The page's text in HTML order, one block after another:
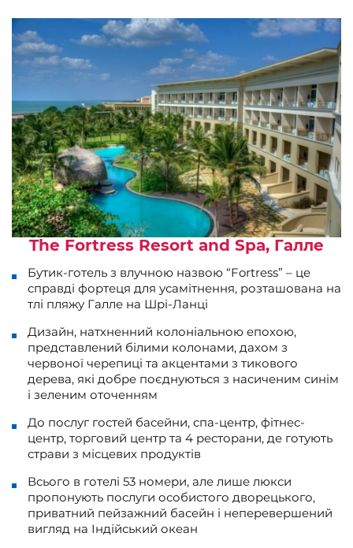
The Fortress Resort and Spa, Галле
Бутик-готель з влучною назвою “Fortress” – це
справді фортеця для усамітнення, розташована на
тлі пляжу Галле на Шрі-Ланці
Дизайн, натхненний колоніальною епохою,
представлений білими колонами, дахом з
червоної черепиці та акцентами з тикового
дерева, які добре поєднуються з насиченим синім
і зеленим оточенням
До послуг гостей басейни, спа-центр, фітнес-
центр, торговий центр та 4 ресторани, де готують
страви з місцевих продуктів
Всього в готелі 53 номери, але лише люкси
пропонують послуги особистого дворецького,
приватний пейзажний басейн і неперевершений
вигляд на Індійський океан